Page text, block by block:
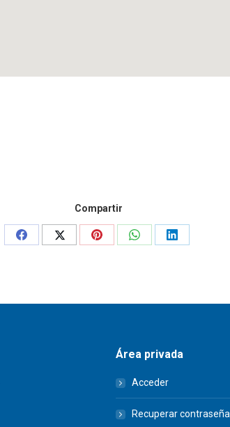
Compartir
Share
Share
Share
Share
Share
Área privada
Acceder
Recuperar contraseña